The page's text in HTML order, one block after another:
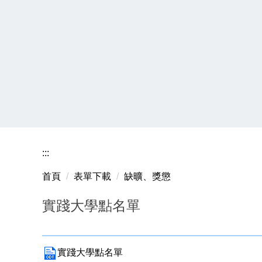
:::
首頁 表單下載 缺曠、獎懲
實踐大學點名單
實踐大學點名單